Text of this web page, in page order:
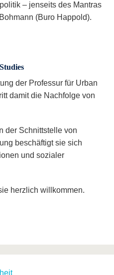
– jenseits des Mantras
(Buro Happold).
der Professur für Urban
damit die Nachfolge von
der Schnittstelle von
beschäftigt sie sich
und sozialer
herzlich willkommen.